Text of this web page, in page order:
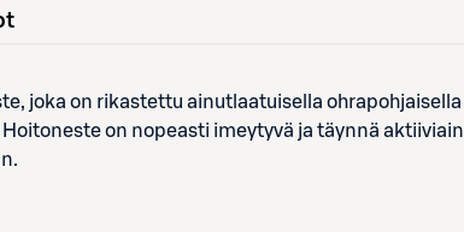
joka on rikastettu ainutlaatuisella
on nopeasti imeytyvä ja täynnä